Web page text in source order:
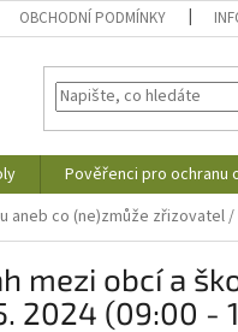
OBCHODNÍ PODMÍNKY
Pověřenci pro ochranu
aneb co (ne)zmůže zřizovatel /
mezi obcí a
2024 (09:00 -